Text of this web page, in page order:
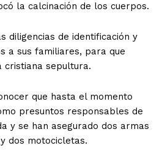
la calcinación de los cuerpos.
diligencias de identificación y
a sus familiares, para que
cristiana sepultura.
que hasta el momento
presuntos responsables de
y se han asegurado dos armas
dos motocicletas.